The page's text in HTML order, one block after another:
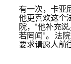
有一次，卡亚
他更喜欢这个
院，”他补充
若罔闻”。 法
要求请愿人前